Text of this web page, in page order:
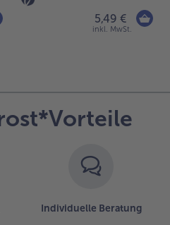
5,49 €
inkl. MwSt.
Individuelle Beratung